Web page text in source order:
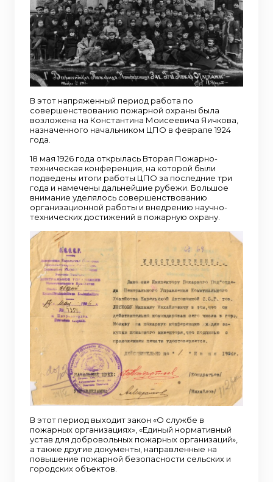
В этот напряженный период работа по
совершенствованию пожарной охраны была
возложена на Константина Моисеевича Яичкова,
назначенного начальником ЦПО в феврале 1924
года.
18 мая 1926 года открылась Вторая Пожарно-
техническая конференция, на которой были
подведены итоги работы ЦПО за последние три
года и намечены дальнейшие рубежи. Большое
внимание уделялось совершенствованию
организационной работы и внедрению научно-
технических достижений в пожарную охрану.
В этот период выходит закон «О службе в
пожарных организациях», «Единый нормативный
устав для добровольных пожарных организаций»,
а также другие документы, направленные на
повышение пожарной безопасности сельских и
городских объектов.